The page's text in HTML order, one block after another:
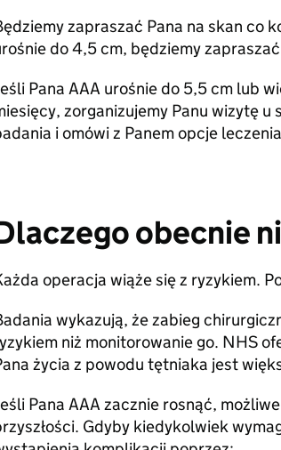
zapraszać Pana na skan co
do 4,5 cm, będziemy
Pana AAA urośnie do 5,5 cm lub
zorganizujemy Panu wizytę
i omówi z Panem opcje
obecnie
operacja wiąże się z ryzykiem.
wykazują, że zabieg
niż monitorowanie go. NHS
życia z powodu tętniaka jest
Pana AAA zacznie rosnąć,
Gdyby kiedykolwiek